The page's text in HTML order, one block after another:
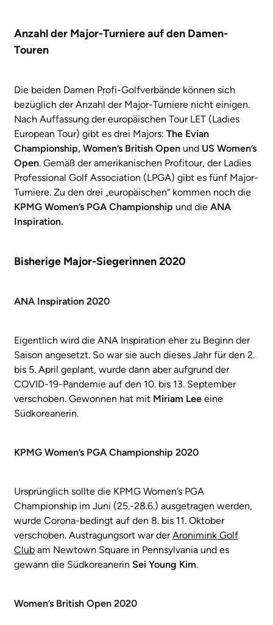
Anzahl der Major-Turniere auf den Damen-
Touren
Die beiden Damen Profi-Golfverbände können sich
bezüglich der Anzahl der Major-Turniere nicht einigen.
Nach Auffassung der europäischen Tour LET (Ladies
European Tour) gibt es drei Majors: The Evian
Championship, Women’s British Open und US Women’s
Open. Gemäß der amerikanischen Profitour, der Ladies
Professional Golf Association (LPGA) gibt es fünf Major-
Turniere. Zu den drei „europäischen“ kommen noch die
KPMG Women’s PGA Championship und die ANA
Inspiration.
Bisherige Major-Siegerinnen 2020
ANA Inspiration 2020
Eigentlich wird die ANA Inspiration eher zu Beginn der
Saison angesetzt. So war sie auch dieses Jahr für den 2.
bis 5. April geplant, wurde dann aber aufgrund der
COVID-19-Pandemie auf den 10. bis 13. September
verschoben. Gewonnen hat mit Miriam Lee eine
Südkoreanerin.
KPMG Women’s PGA Championship 2020
Ursprünglich sollte die KPMG Women’s PGA
Championship im Juni (25.-28.6.) ausgetragen werden,
wurde Corona-bedingt auf den 8. bis 11. Oktober
verschoben. Austragungsort war derAronimink Golf
Club am Newtown Square in Pennsylvania und es
gewann die Südkoreanerin Sei Young Kim.
Women’s British Open 2020